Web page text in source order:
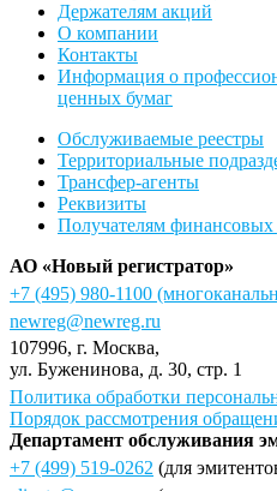
Держателям акций
О компании
Контакты
Информация о
ценных бумаг
Обслуживаемые реестры
Территориальные
Трансфер-агенты
Реквизиты
Получателям финансовых
АО «Новый регистратор»
+7 (495) 980-1100
newreg@newreg.ru
107996, г. Москва,
ул. Буженинова, д. 30, стр. 1
Политика обработки
Порядок рассмотрения
Департамент обслуживания
+7 (499) 519-0262 (для